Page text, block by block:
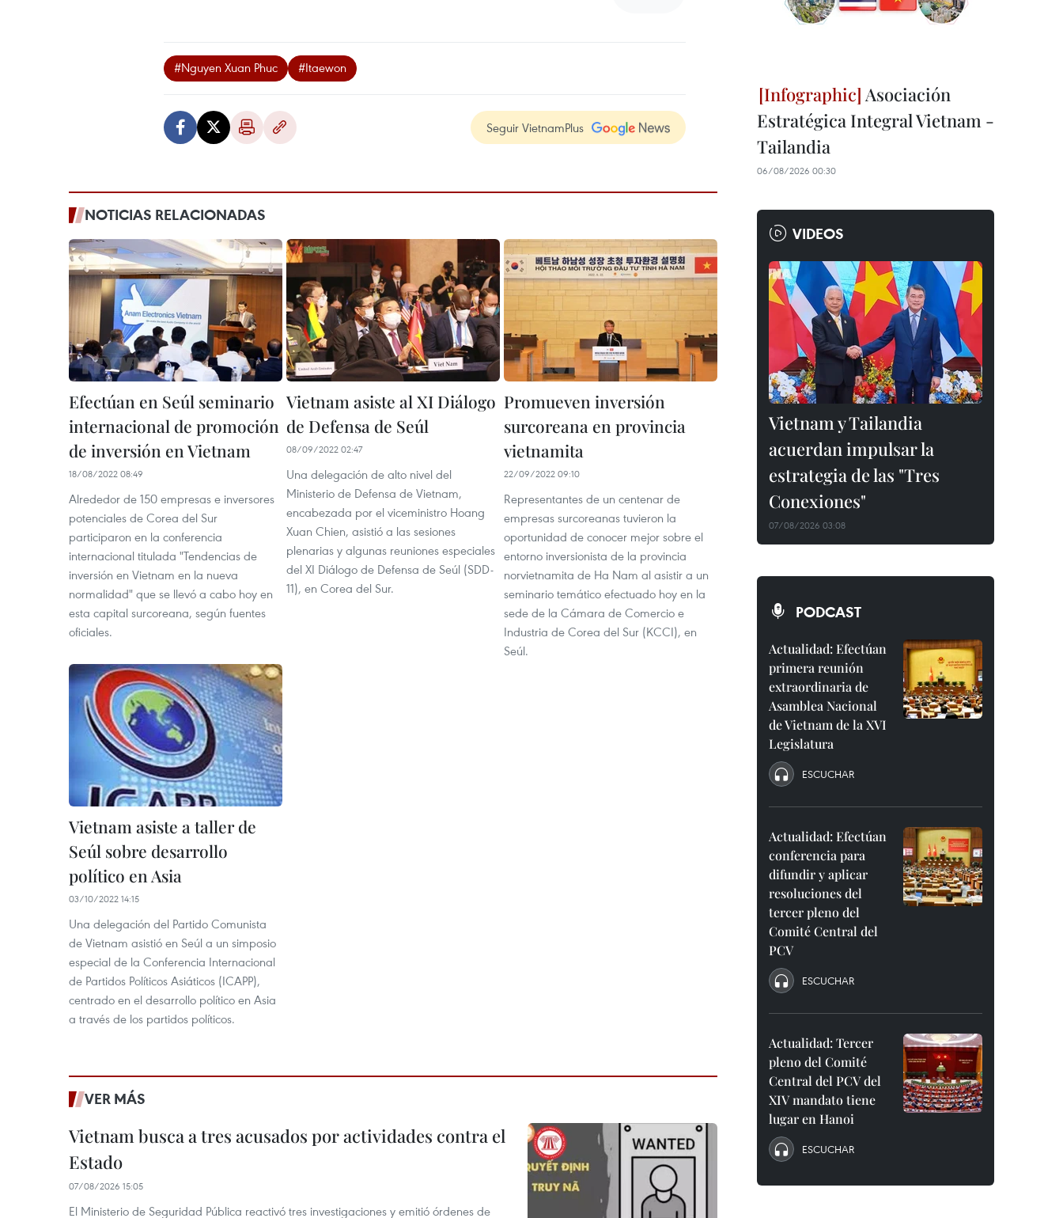
#Nguyen Xuan Phuc #Itaewon
Seguir VietnamPlus
NOTICIAS RELACIONADAS
Efectúan en Seúl seminario
internacional de promoción
de inversión en Vietnam
18/08/2022 08:49
Alrededor de 150 empresas e inversores
potenciales de Corea del Sur
participaron en la conferencia
internacional titulada "Tendencias de
inversión en Vietnam en la nueva
normalidad" que se llevó a cabo hoy en
esta capital surcoreana, según fuentes
oficiales.
Vietnam asiste al XI Diálogo
de Defensa de Seúl
08/09/2022 02:47
Una delegación de alto nivel del
Ministerio de Defensa de Vietnam,
encabezada por el viceministro Hoang
Xuan Chien, asistió a las sesiones
plenarias y algunas reuniones especiales
del XI Diálogo de Defensa de Seúl (SDD-
11), en Corea del Sur.
Promueven inversión
surcoreana en provincia
vietnamita
22/09/2022 09:10
Representantes de un centenar de
empresas surcoreanas tuvieron la
oportunidad de conocer mejor sobre el
entorno inversionista de la provincia
norvietnamita de Ha Nam al asistir a un
seminario temático efectuado hoy en la
sede de la Cámara de Comercio e
Industria de Corea del Sur (KCCI), en
Seúl.
Vietnam asiste a taller de
Seúl sobre desarrollo
político en Asia
03/10/2022 14:15
Una delegación del Partido Comunista
de Vietnam asistió en Seúl a un simposio
especial de la Conferencia Internacional
de Partidos Políticos Asiáticos (ICAPP),
centrado en el desarrollo político en Asia
a través de los partidos políticos.
VER MÁS
Vietnam busca a tres acusados por actividades contra el
Estado
07/08/2026 15:05
El Ministerio de Seguridad Pública reactivó tres investigaciones y emitió órdenes de
Asociación
Estratégica Integral Vietnam -
Tailandia
06/08/2026 00:30
VIDEOS
Vietnam y Tailandia
acuerdan impulsar la
estrategia de las "Tres
Conexiones"
07/08/2026 03:08
PODCAST
Actualidad: Efectúan
primera reunión
extraordinaria de
Asamblea Nacional
de Vietnam de la XVI
Legislatura
ESCUCHAR
Actualidad: Efectúan
conferencia para
difundir y aplicar
resoluciones del
tercer pleno del
Comité Central del
PCV
ESCUCHAR
Actualidad: Tercer
pleno del Comité
Central del PCV del
XIV mandato tiene
lugar en Hanoi
ESCUCHAR